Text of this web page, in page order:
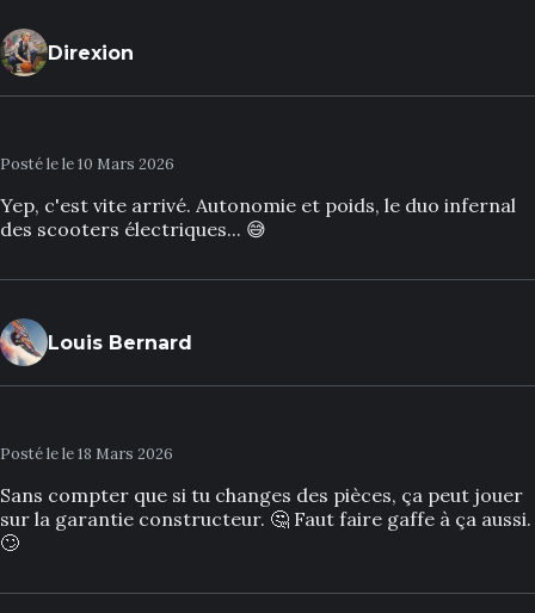
Direxion
Posté le le 10 Mars 2026
Yep, c'est vite arrivé. Autonomie et poids, le duo infernal
des scooters électriques... 😅
Louis Bernard
Posté le le 18 Mars 2026
Sans compter que si tu changes des pièces, ça peut jouer
sur la garantie constructeur. 🤔 Faut faire gaffe à ça aussi.
🙄